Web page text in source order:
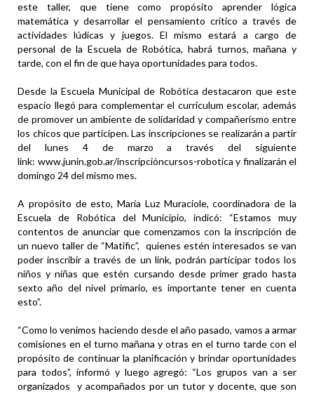
este taller, que tiene como propósito aprender lógica
matemática y desarrollar el pensamiento crítico a través de
actividades lúdicas y juegos. El mismo estará a cargo de
personal de la Escuela de Robótica, habrá turnos, mañana y
tarde, con el fin de que haya oportunidades para todos.
Desde la Escuela Municipal de Robótica destacaron que este
espacio llegó para complementar el currículum escolar, además
de promover un ambiente de solidaridad y compañerismo entre
los chicos que participen. Las inscripciones se realizarán a partir
del lunes 4 de marzo a través del siguiente
link: www.junin.gob.ar/inscripcióncursos-robotica y finalizarán el
domingo 24 del mismo mes.
A propósito de esto, María Luz Muraciole, coordinadora de la
Escuela de Robótica del Municipio, indicó: “Estamos muy
contentos de anunciar que comenzamos con la inscripción de
un nuevo taller de “Matific”, quienes estén interesados se van
poder inscribir a través de un link, podrán participar todos los
niños y niñas que estén cursando desde primer grado hasta
sexto año del nivel primario, es importante tener en cuenta
esto”.
“Como lo venimos haciendo desde el año pasado, vamos a armar
comisiones en el turno mañana y otras en el turno tarde con el
propósito de continuar la planificación y brindar oportunidades
para todos”, informó y luego agregó: “Los grupos van a ser
organizados y acompañados por un tutor y docente, que son